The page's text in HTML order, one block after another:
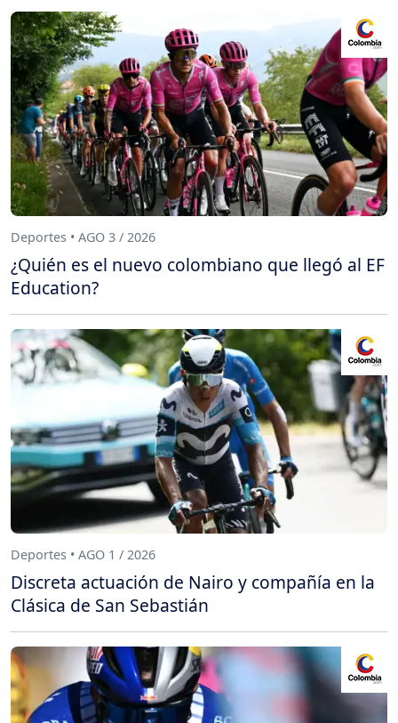
Deportes • AGO 3 / 2026
¿Quién es el nuevo colombiano que llegó al EF
Education?
Deportes • AGO 1 / 2026
Discreta actuación de Nairo y compañía en la
Clásica de San Sebastián